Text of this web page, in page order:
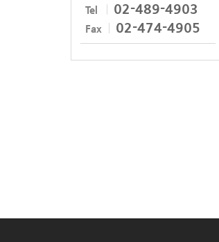
Tel 02-489-4903
Fax 02-474-4905